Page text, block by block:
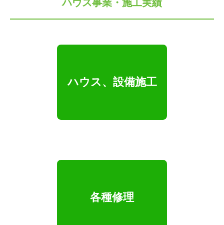
常連様限定
ハウス事業・施工実績
ハウス、設備施工
各種修理